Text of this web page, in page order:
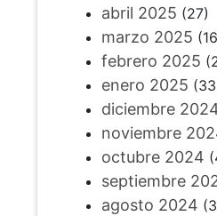
abril 2025 (27)
marzo 2025
febrero 2025
enero 2025
diciembre
noviembre
octubre 2024
septiembre
agosto 2024